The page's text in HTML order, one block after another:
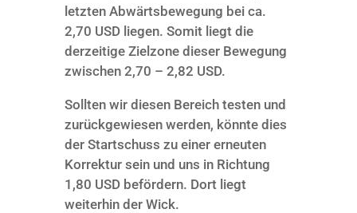
letzten Abwärtsbewegung bei ca.
2,70 USD liegen. Somit liegt die
derzeitige Zielzone dieser Bewegung
zwischen 2,70 – 2,82 USD.
Sollten wir diesen Bereich testen und
zurückgewiesen werden, könnte dies
der Startschuss zu einer erneuten
Korrektur sein und uns in Richtung
1,80 USD befördern. Dort liegt
weiterhin der Wick.